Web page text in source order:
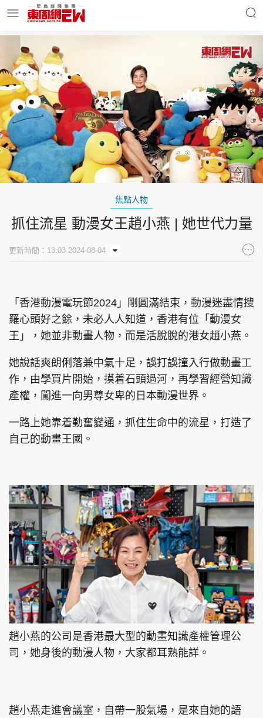
東周Ladies 優享生活
東周食玩通 會員活動
玄學靈異 東周專欄
東周刊 cazbuyer 東Touch
PCM 電腦廣場 星島頭條 星島日報
親子王 Oh!爸媽 JobMarket
頭條搵工 EDUPLUS
關於我們
聯絡我們
使用條款
版權及免責聲明
焦點人物
抓住流星 動漫女王趙小燕 | 她世代力量
更新時間：13:03 2024-08-04
「香港動漫電玩節2024」剛圓滿結束，動漫迷盡情搜
羅心頭好之餘，未必人人知道，香港有位「動漫女
王」，她並非動畫人物，而是活脫脫的港女趙小燕。
她說話爽朗俐落兼中氣十足，誤打誤撞入行做動畫工
作，由學買片開始，摸着石頭過河，再學習經營知識
產權，闖進一向男尊女卑的日本動漫世界。
一路上她靠着勤奮變通，抓住生命中的流星，打造了
自己的動畫王國。
趙小燕的公司是香港最大型的動畫知識產權管理公
司，她身後的動漫人物，大家都耳熟能詳。
趙小燕走進會議室，自帶一股氣場，是來自她的語